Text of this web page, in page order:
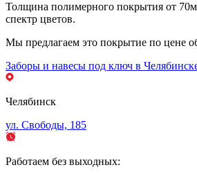
Толщина полимерного покрытия от
спектр цветов.
Мы предлагаем это покрытие по цене
Заборы и навесы под ключ в
Челябинск
ул. Свободы, 185
Работаем без выходных: